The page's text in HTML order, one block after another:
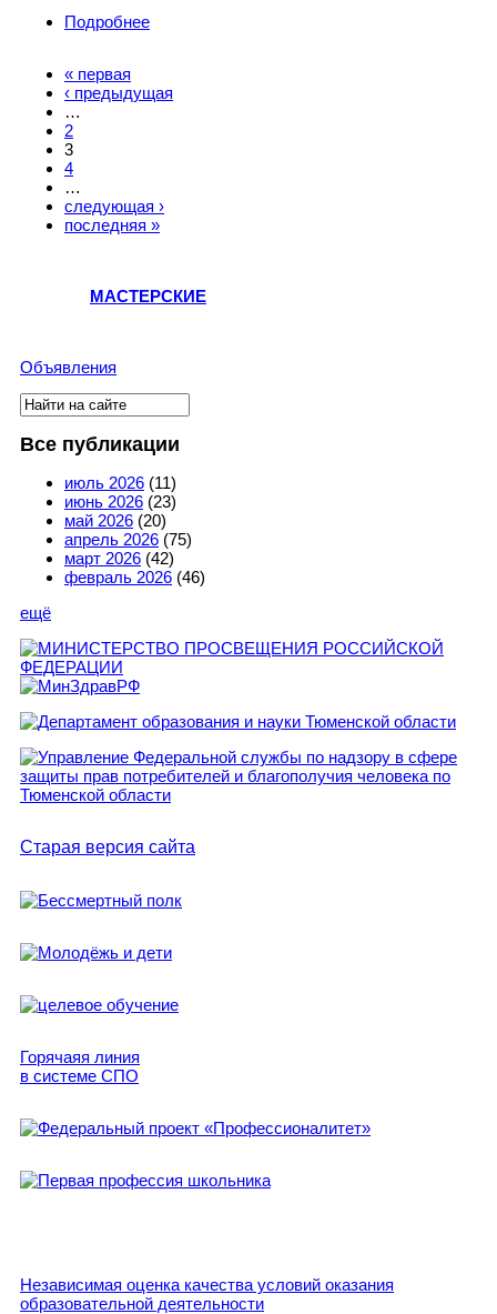
Подробнее
Страницы
« первая
‹ предыдущая
…
2
3
4
…
следующая ›
последняя »
МАСТЕРСКИЕ
Объявления
Форма поиска
Поиск
Все публикации
июль 2026 (11)
июнь 2026 (23)
май 2026 (20)
апрель 2026 (75)
март 2026 (42)
февраль 2026 (46)
ещё
Старая версия сайта
Горячаяя линия
в системе СПО
Независимая оценка качества условий оказания
образовательной деятельности